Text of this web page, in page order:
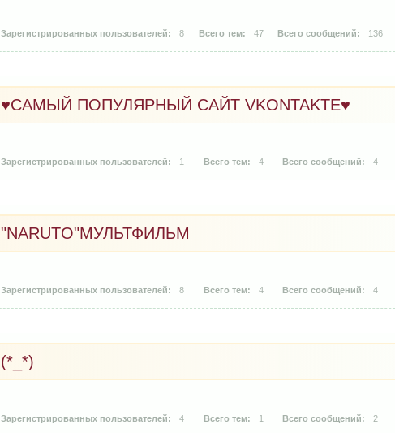
8 47 136
♥САМЫЙ ПОПУЛЯРНЫЙ САЙТ VKONTAKTE♥
1 4 4
"NARUTO"МУЛЬТФИЛЬМ
8 4 4
(*_*)
4 1 2